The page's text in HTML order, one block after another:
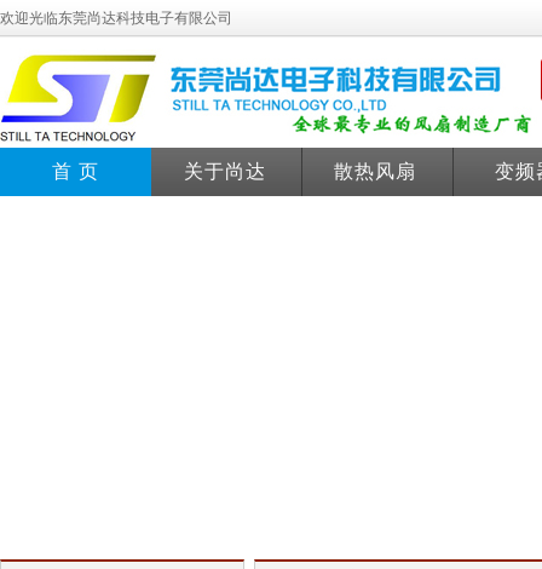
欢迎光临东莞尚达科技电子有限公司
首 页 关于尚达 散热风扇 变频